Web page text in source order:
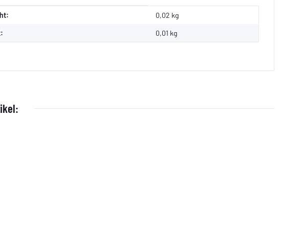
0,02 kg
0,01 kg